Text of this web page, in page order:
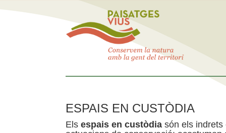
ESPAIS EN CUSTÒDIA
Els espais en custòdia són els indrets